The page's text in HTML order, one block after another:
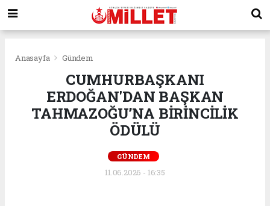
Anasayfa Gündem
CUMHURBAŞKANI
ERDOĞAN'DAN BAŞKAN
TAHMAZOĞU’NA BİRİNCİLİK
ÖDÜLÜ
GÜNDEM
11.06.2026 - 16:35